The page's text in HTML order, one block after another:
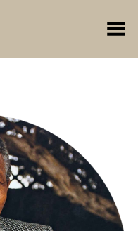
Toggle Menu